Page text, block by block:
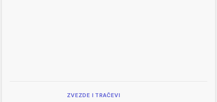
ZVEZDE I TRAČEVI